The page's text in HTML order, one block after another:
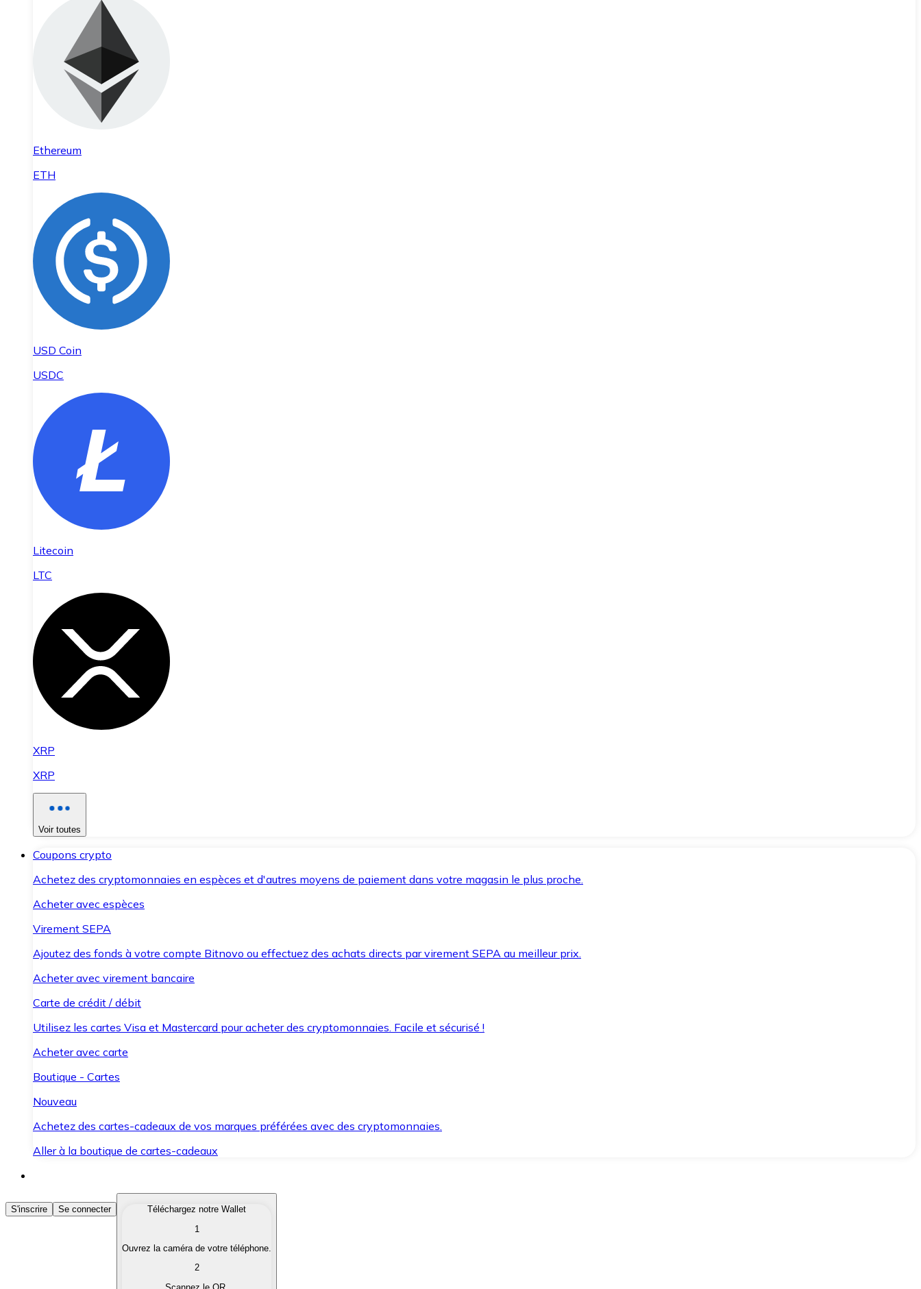
Ethereum
ETH
USD Coin
USDC
Litecoin
LTC
XRP
XRP
Voir toutes
Coupons crypto
Achetez des cryptomonnaies en espèces et d'autres moyens de paiement dans votre magasin le plus proche.
Acheter avec espèces
Virement SEPA
Ajoutez des fonds à votre compte Bitnovo ou effectuez des achats directs par virement SEPA au meilleur prix.
Acheter avec virement bancaire
Carte de crédit / débit
Utilisez les cartes Visa et Mastercard pour acheter des cryptomonnaies. Facile et sécurisé !
Acheter avec carte
Boutique - Cartes
Nouveau
Achetez des cartes-cadeaux de vos marques préférées avec des cryptomonnaies.
Aller à la boutique de cartes-cadeaux
Acheter des Cryptomonnaies
Achetez les cryptomonnaies qui vous intéressent rapidement et en toute sécurité.
Convertissez vos cryptomonnaies en monnaie fiduciaire lorsque vous en avez besoin.
S'inscrire Se connecter
Téléchargez notre Wallet
1
Ouvrez la caméra de votre téléphone.
2